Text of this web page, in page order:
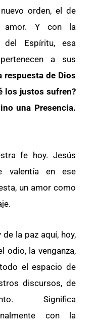
orden, el de
Y con la
Espíritu, esa
a sus
respuesta de Dios
los justos sufren?
una Presencia.
fe hoy. Jesús
valentía en ese
un amor como
la paz aquí, hoy,
odio, la venganza,
el espacio de
discursos, de
Significa
con la